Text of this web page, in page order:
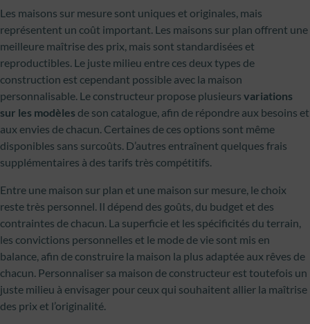
Les maisons sur mesure sont uniques et originales, mais
représentent un coût important. Les maisons sur plan offrent une
meilleure maîtrise des prix, mais sont standardisées et
reproductibles. Le juste milieu entre ces deux types de
construction est cependant possible avec la maison
personnalisable. Le constructeur propose plusieurs variations
sur les modèles de son catalogue, afin de répondre aux besoins et
aux envies de chacun. Certaines de ces options sont même
disponibles sans surcoûts. D’autres entraînent quelques frais
supplémentaires à des tarifs très compétitifs.
Entre une maison sur plan et une maison sur mesure, le choix
reste très personnel. Il dépend des goûts, du budget et des
contraintes de chacun. La superficie et les spécificités du terrain,
les convictions personnelles et le mode de vie sont mis en
balance, afin de construire la maison la plus adaptée aux rêves de
chacun. Personnaliser sa maison de constructeur est toutefois un
juste milieu à envisager pour ceux qui souhaitent allier la maîtrise
des prix et l’originalité.